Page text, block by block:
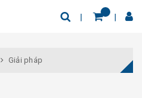
Giải pháp